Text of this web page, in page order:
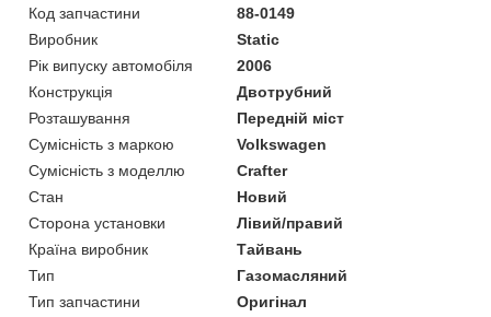
Код запчастини
88-0149
Виробник
Static
Рік випуску автомобіля
2006
Конструкція
Двотрубний
Розташування
Передній міст
Сумісність з маркою
Volkswagen
Сумісність з моделлю
Crafter
Стан
Новий
Сторона установки
Лівий/правий
Країна виробник
Тайвань
Тип
Газомасляний
Тип запчастини
Оригінал